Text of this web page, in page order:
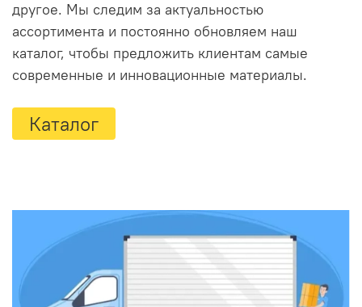
другое. Мы следим за актуальностью
ассортимента и постоянно обновляем наш
каталог, чтобы предложить клиентам самые
современные и инновационные материалы.
Каталог